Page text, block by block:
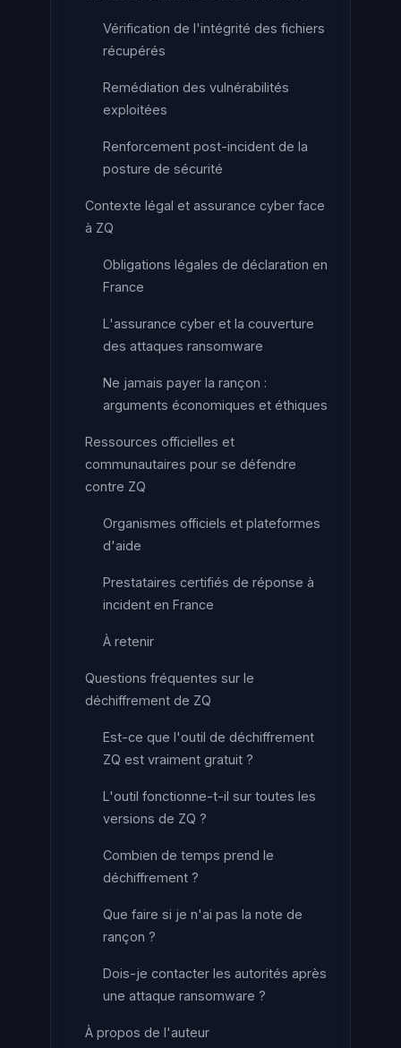
Vérification de l'intégrité des fichiers
récupérés
Remédiation des vulnérabilités
exploitées
Renforcement post-incident de la
posture de sécurité
Contexte légal et assurance cyber face
à ZQ
Obligations légales de déclaration en
France
L'assurance cyber et la couverture
des attaques ransomware
Ne jamais payer la rançon :
arguments économiques et éthiques
Ressources officielles et
communautaires pour se défendre
contre ZQ
Organismes officiels et plateformes
d'aide
Prestataires certifiés de réponse à
incident en France
À retenir
Questions fréquentes sur le
déchiffrement de ZQ
Est-ce que l'outil de déchiffrement
ZQ est vraiment gratuit ?
L'outil fonctionne-t-il sur toutes les
versions de ZQ ?
Combien de temps prend le
déchiffrement ?
Que faire si je n'ai pas la note de
rançon ?
Dois-je contacter les autorités après
une attaque ransomware ?
À propos de l'auteur